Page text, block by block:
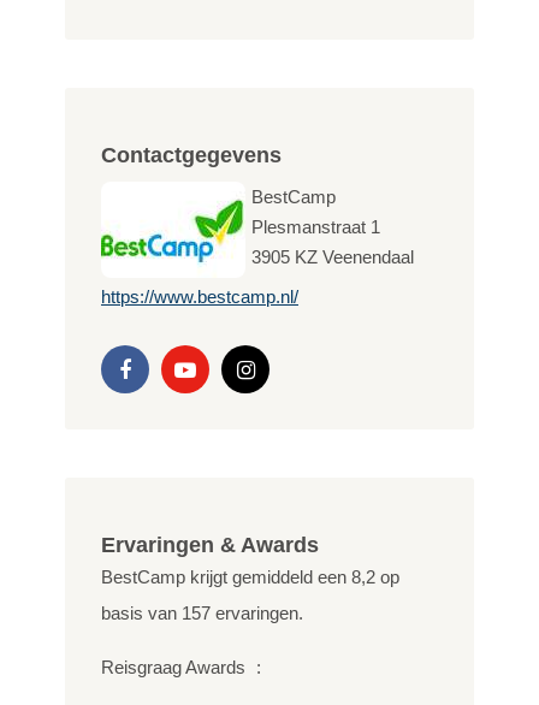
Contactgegevens
BestCamp
Plesmanstraat 1
3905 KZ Veenendaal
https://www.bestcamp.nl/
Ervaringen & Awards
BestCamp krijgt gemiddeld een 8,2 op
basis van 157 ervaringen.
Reisgraag Awards :